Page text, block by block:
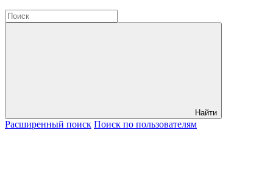
Найти
Расширенный поиск Поиск по пользователям